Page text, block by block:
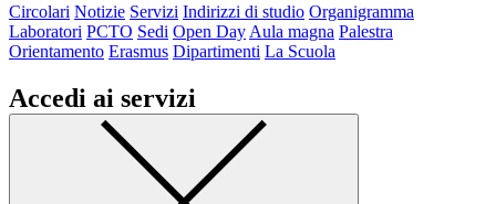
Circolari Notizie Servizi Indirizzi di studio Organigramma
Laboratori PCTO Sedi Open Day Aula magna Palestra
Orientamento Erasmus Dipartimenti La Scuola
Accedi ai servizi